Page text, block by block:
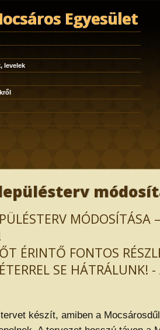
Egyesület
levelek
MÓDOSÍTÁSA
ÉRINTŐ FONTOS
SE HÁTRÁLUNK!
készít, amiben a